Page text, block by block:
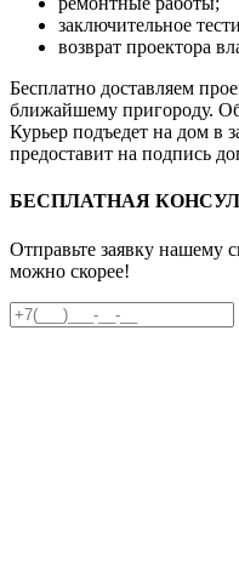
заключительное
возврат проектора
Бесплатно доставляем
ближайшему пригороду.
Курьер подъедет на дом в
предоставит на подпись
БЕСПЛАТНАЯ
Отправьте заявку нашему
можно скорее!